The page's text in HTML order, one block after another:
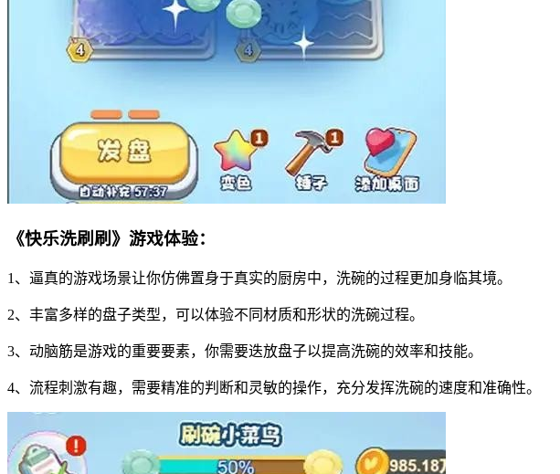
《快乐洗刷刷》游戏体验：
1、逼真的游戏场景让你仿佛置身于真实的厨房中，洗碗的过程更加身临其境。
2、丰富多样的盘子类型，可以体验不同材质和形状的洗碗过程。
3、动脑筋是游戏的重要要素，你需要迭放盘子以提高洗碗的效率和技能。
4、流程刺激有趣，需要精准的判断和灵敏的操作，充分发挥洗碗的速度和准确性。